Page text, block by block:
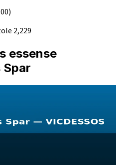
2,229
essense
Spar